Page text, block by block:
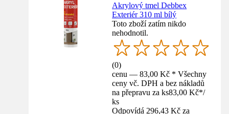
Akrylový tmel Debbex
Exteriér 310 ml bílý
Toto zboží zatím nikdo
nehodnotil.
(0)
cenu — 83,00 Kč * Všechny
ceny vč. DPH a bez nákladů
na přepravu za ks83,00 Kč*/
ks
Odpovídá 296,43 Kč za